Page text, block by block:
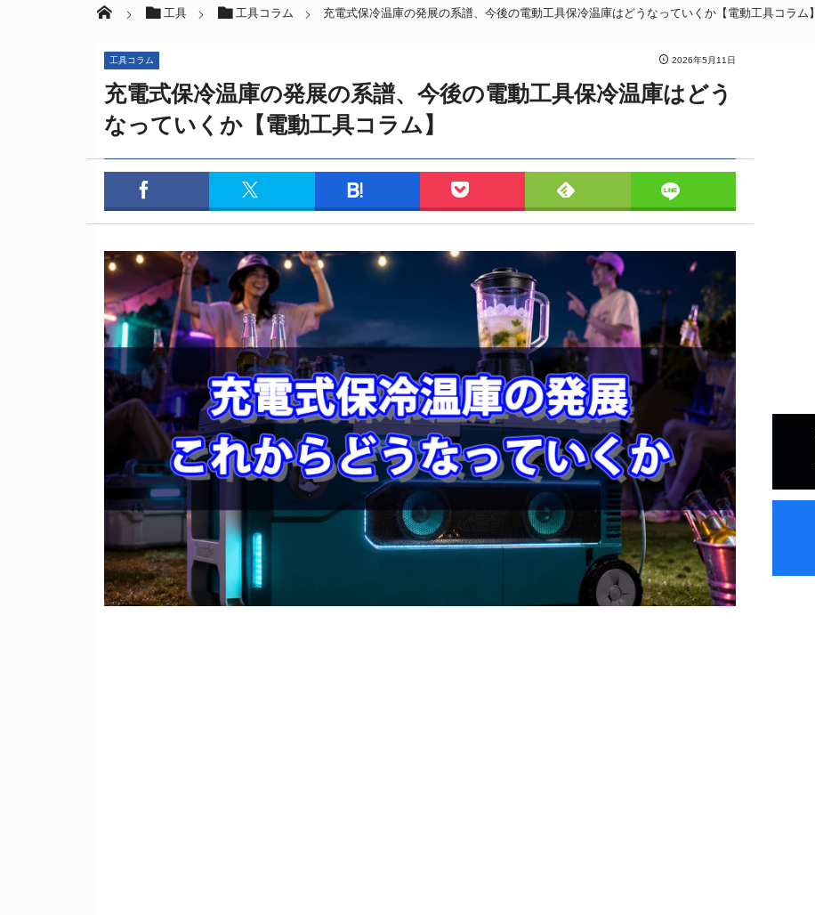
工具 工具コラム 充電式保冷温庫の発展の系譜、今後の電動工具保冷温庫はどうなっていくか【電動工具コラム】
2026年5月11日
工具コラム
充電式保冷温庫の発展の系譜、今後の電動工具保冷温庫はどう
なっていくか【電動工具コラム】